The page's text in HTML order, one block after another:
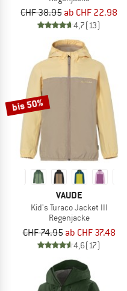
CHF 38.95 ab CHF 22.98
4,7(13)
bis 50%
VAUDE
Kid's Turaco Jacket III
Regenjacke
CHF 74.95 ab CHF 37.48
4,6(17)